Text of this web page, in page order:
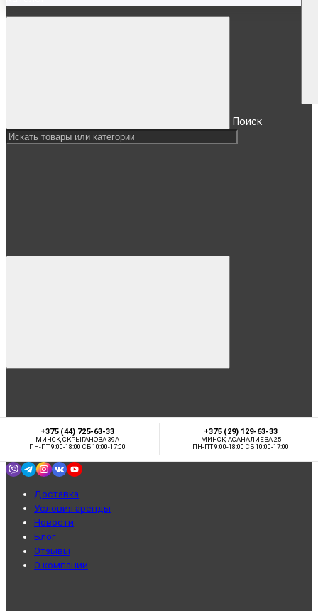
Поиск
+375 (44) 725-63-33
МИНСК, СКРЫГАНОВА 39А
ПН-ПТ 9:00-18:00 СБ 10:00-17:00
+375 (29) 129-63-33
МИНСК, АСАНАЛИЕВА 25
ПН-ПТ 9:00-18:00 СБ 10:00-17:00
Доставка
Условия аренды
Новости
Блог
Отзывы
О компании